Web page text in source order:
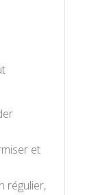
et
régulier,